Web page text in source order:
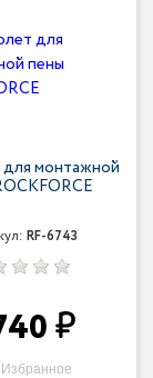
монтажной
RF-6743
Избранное